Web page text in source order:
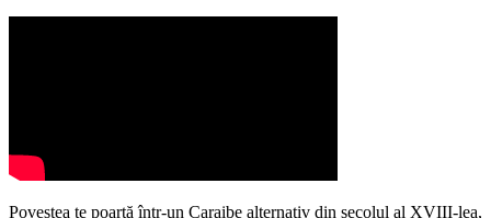
Povestea te poartă într-un Caraibe alternativ din secolul al XVIII-lea,